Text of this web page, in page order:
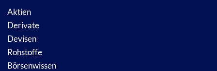
Aktien
Derivate
Devisen
Rohstoffe
Börsenwissen